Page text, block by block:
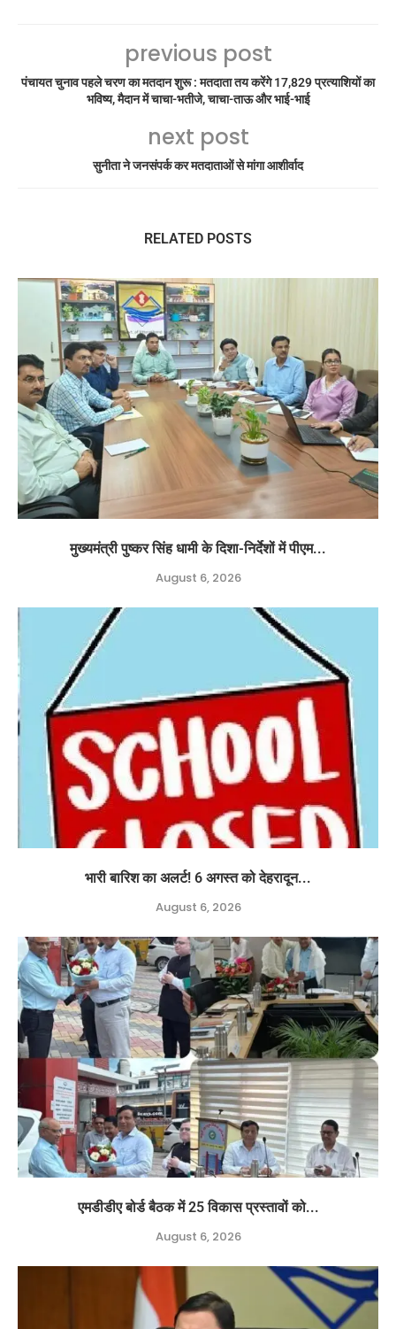
previous post
पंचायत चुनाव पहले चरण का मतदान शुरू : मतदाता तय करेंगे 17,829 प्रत्याशियों का
भविष्य, मैदान में चाचा-भतीजे, चाचा-ताऊ और भाई-भाई
next post
सुनीता ने जनसंपर्क कर मतदाताओं से मांगा आशीर्वाद
RELATED POSTS
मुख्यमंत्री पुष्कर सिंह धामी के दिशा-निर्देशों में पीएम...
August 6, 2026
भारी बारिश का अलर्ट! 6 अगस्त को देहरादून...
August 6, 2026
एमडीडीए बोर्ड बैठक में 25 विकास प्रस्तावों को...
August 6, 2026